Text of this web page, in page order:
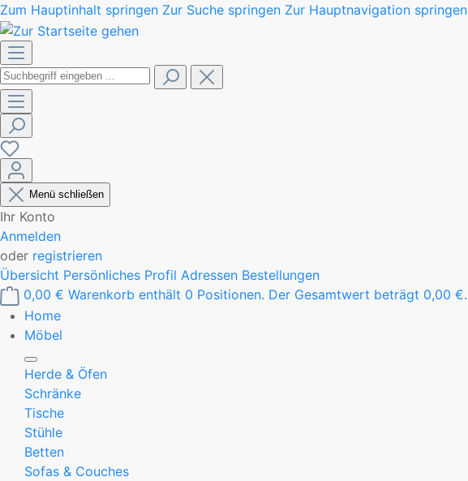
Zum Hauptinhalt springen Zur Suche springen Zur Hauptnavigation springen
Menü schließen
Ihr Konto
Anmelden
oder registrieren
Übersicht Persönliches Profil Adressen Bestellungen
0,00 € Warenkorb enthält 0 Positionen. Der Gesamtwert beträgt 0,00 €.
Home
Möbel
Herde & Öfen
Schränke
Tische
Stühle
Betten
Sofas & Couches